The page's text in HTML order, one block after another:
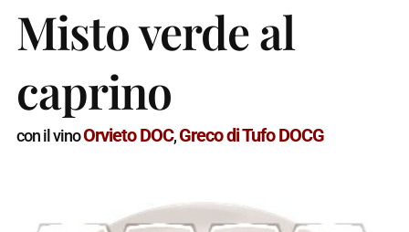
Misto verde al
caprino
con il vinoOrvieto DOC,Greco di Tufo DOCG